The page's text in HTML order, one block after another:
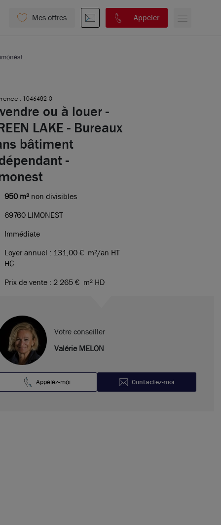
Mes offres Appeler
: 1046482-0
ou à louer -
LAKE - Bureaux
bâtiment
-
950 m² non divisibles
69760 LIMONEST
Immédiate
Loyer annuel : 131,00 € m²/an HT
HC
Prix de vente : 2 265 € m² HD
Votre conseiller
Valérie MELON
Appelez-moi Contactez-moi